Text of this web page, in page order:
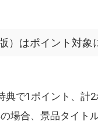
）はポイント対象
で1ポイント、計2
場合、景品タイト